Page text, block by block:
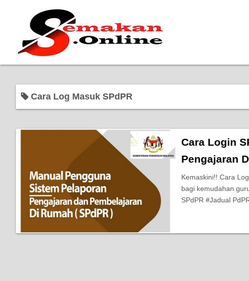
Cara Log Masuk SPdPR
Cara Login
Pengajaran
Kemaskini!! Cara
bagi kemudahan
SPdPR #Jadual